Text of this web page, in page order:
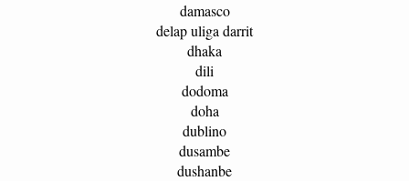
damasco
delap uliga darrit
dhaka
dili
dodoma
doha
dublino
dusambe
dushanbe